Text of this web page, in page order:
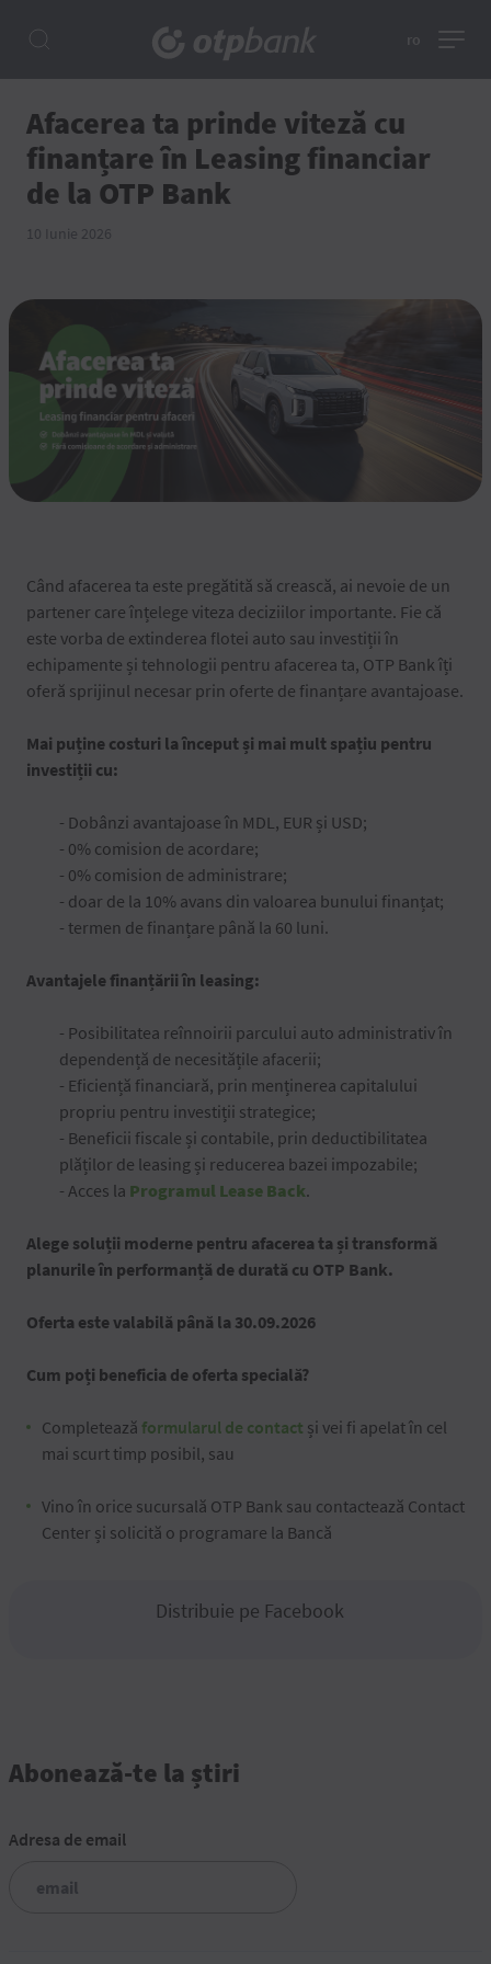
ro
Afacerea ta prinde viteză cu
finanțare în Leasing financiar
de la OTP Bank
10 Iunie 2026
Când afacerea ta este pregătită să crească, ai nevoie de un
partener care înțelege viteza deciziilor importante. Fie că
este vorba de extinderea flotei auto sau investiții în
echipamente și tehnologii pentru afacerea ta, OTP Bank îți
oferă sprijinul necesar prin oferte de finanțare avantajoase.
Mai puține costuri la început și mai mult spațiu pentru
investiții cu:
- Dobânzi avantajoase în MDL, EUR și USD;
- 0% comision de acordare;
- 0% comision de administrare;
- doar de la 10% avans din valoarea bunului finanțat;
- termen de finanțare până la 60 luni.
Avantajele finanțării în leasing:
- Posibilitatea reînnoirii parcului auto administrativ în
dependență de necesitățile afacerii;
- Eficiență financiară, prin menținerea capitalului
propriu pentru investiții strategice;
- Beneficii fiscale și contabile, prin deductibilitatea
plăților de leasing și reducerea bazei impozabile;
- Acces la Programul Lease Back.
Alege soluții moderne pentru afacerea ta și transformă
planurile în performanță de durată cu OTP Bank.
Oferta este valabilă până la 30.09.2026
Cum poți beneficia de oferta specială?
Completează formularul de contact și vei fi apelat în cel
mai scurt timp posibil, sau
Vino în orice sucursală OTP Bank sau contactează Contact
Center și solicită o programare la Bancă
Distribuie pe Facebook
Abonează-te la știri
Adresa de email